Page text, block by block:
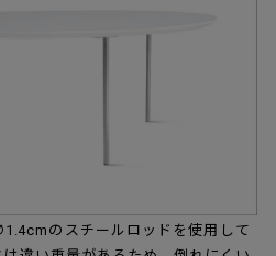
のスチールロッドを使用して